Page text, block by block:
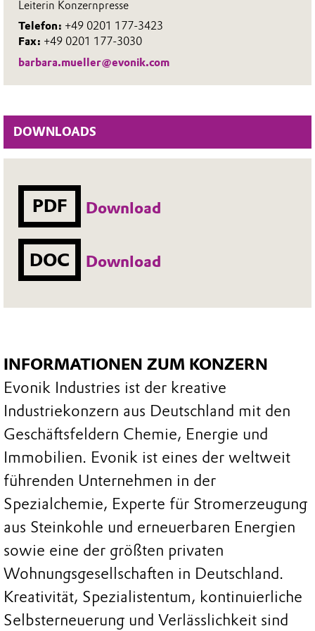
Leiterin Konzernpresse
Telefon: +49 0201 177-3423
Fax: +49 0201 177-3030
barbara.mueller@evonik.com
DOWNLOADS
PDF Download
DOC Download
INFORMATIONEN ZUM KONZERN
Evonik Industries ist der kreative
Industriekonzern aus Deutschland mit den
Geschäftsfeldern Chemie, Energie und
Immobilien. Evonik ist eines der weltweit
führenden Unternehmen in der
Spezialchemie, Experte für Stromerzeugung
aus Steinkohle und erneuerbaren Energien
sowie eine der größten privaten
Wohnungsgesellschaften in Deutschland.
Kreativität, Spezialistentum, kontinuierliche
Selbsterneuerung und Verlässlichkeit sind